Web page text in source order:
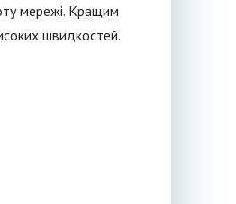
мережі. Кращим
швидкостей.